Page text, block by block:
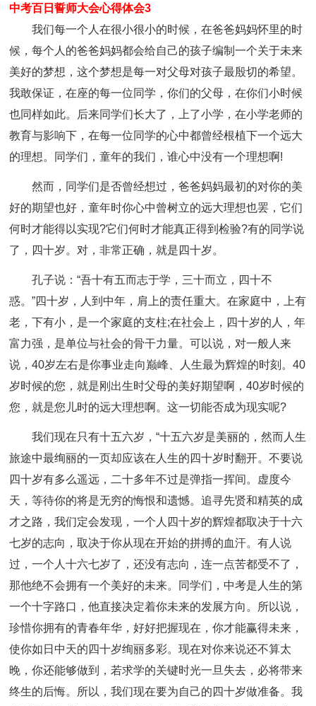
中考百日誓师大会心得体会3
我们每一个人在很小很小的时候，在爸爸妈妈怀里的时
候，每个人的爸爸妈妈都会给自己的孩子编制一个关于未来
美好的梦想，这个梦想是每一对父母对孩子最殷切的希望。
我敢保证，在座的每一位同学，你们的父母，在你们小时候
也同样如此。后来同学们长大了，上了小学，在小学老师的
教育与影响下，在每一位同学的心中都曾经根植下一个远大
的理想。同学们，童年的我们，谁心中没有一个理想啊!
然而，同学们是否曾经想过，爸爸妈妈最初的对你的美
好的期望也好，童年时你心中曾树立的远大理想也罢，它们
何时才能得以实现?它们何时才能真正得到检验?有的同学说
了，四十岁。对，非常正确，就是四十岁。
孔子说：“吾十有五而志于学，三十而立，四十不
惑。”四十岁，人到中年，肩上的责任重大。在家庭中，上有
老，下有小，是一个家庭的支柱;在社会上，四十岁的人，年
富力强，是单位与社会的骨干力量。可以说，对一般人来
说，40岁左右是你事业走向巅峰、人生最为辉煌的时刻。40
岁时候的您，就是刚出生时父母的美好期望啊，40岁时候的
您，就是您儿时的远大理想啊。这一切能否成为现实呢?
我们现在只有十五六岁，“十五六岁是美丽的，然而人生
旅途中最绚丽的一页却应该在人生的四十岁时翻开。不要说
四十岁有多么遥远，二十多年不过是弹指一挥间。虚度今
天，等待你的将是无穷的悔恨和遗憾。追寻先贤和精英的成
才之路，我们定会发现，一个人四十岁的辉煌都取决于十六
七岁的志向，取决于你从现在开始的拼搏的血汗。有人说
过，一个人十六七岁了，还没有志向，连一点苦都受不了，
那他绝不会拥有一个美好的未来。同学们，中考是人生的第
一个十字路口，他直接决定着你未来的发展方向。所以说，
珍惜你拥有的青春年华，好好把握现在，你才能赢得未来，
使你如日中天的四十岁绚丽多彩。现在对你来说还不算太
晚，你还能够做到，若求学的关键时光一旦失去，必将带来
终生的后悔。所以，我们现在要为自己的四十岁做准备。我